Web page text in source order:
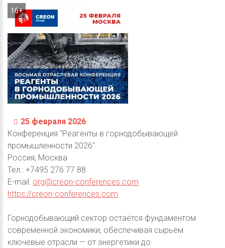
16+
25 февраля 2026
Конференция "Реагенты в горнодобывающей
промышленности 2026"
Россия, Москва
Тел.: +7495 276 77 88
E-mail: org@creon-conferences.com
https://creon-conferences.com
Горнодобывающий сектор остаётся фундаментом
современной экономики, обеспечивая сырьём
ключевые отрасли — от энергетики до